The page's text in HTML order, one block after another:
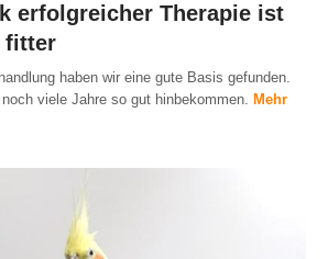
erfolgreicher Therapie ist
fitter
haben wir eine gute Basis gefunden.
viele Jahre so gut hinbekommen. Mehr